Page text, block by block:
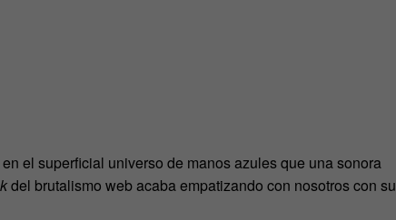
el superficial universo de manos azules que una sonora
del brutalismo web acaba empatizando con nosotros con su